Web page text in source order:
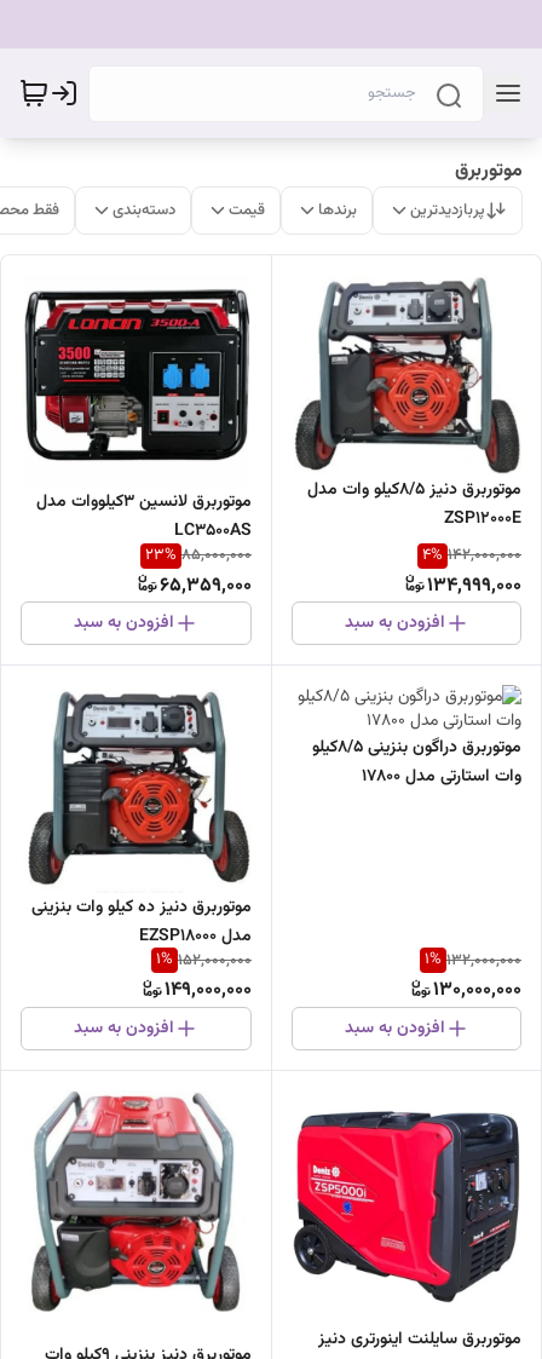
موتوربرق
پربازدیدترین برندها قیمت دسته‌بندی فقط
موتوربرق دنیز 8/5کیلو وات مدل
ZSP12000E
142,000,000
4%
134,999,000
افزودن به سبد
موتوربرق لانسین 3کیلووات مدل
LC3500AS
85,000,000
23%
65,359,000
افزودن به سبد
موتوربرق دراگون بنزینی 8/5کیلو
وات استارتی مدل 17800
132,000,000
1%
130,000,000
افزودن به سبد
موتوربرق دنیز ده کیلو وات بنزینی
مدل EZSP18000
152,000,000
1%
149,000,000
افزودن به سبد
موتوربرق سایلنت اینورتری دنیز